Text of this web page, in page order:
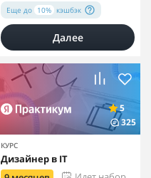
Еще до 10% кэшбэк
Далее
5
325
КУРС
Дизайнер в IT